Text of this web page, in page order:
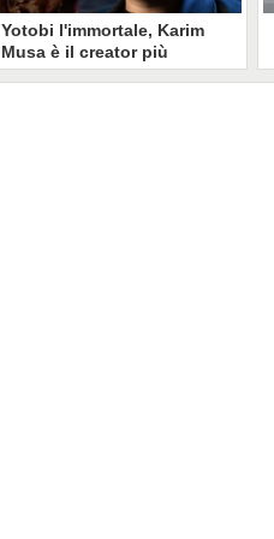
Yotobi l'immortale, Karim
Musa è il creator più
longevo in Italia: il suo